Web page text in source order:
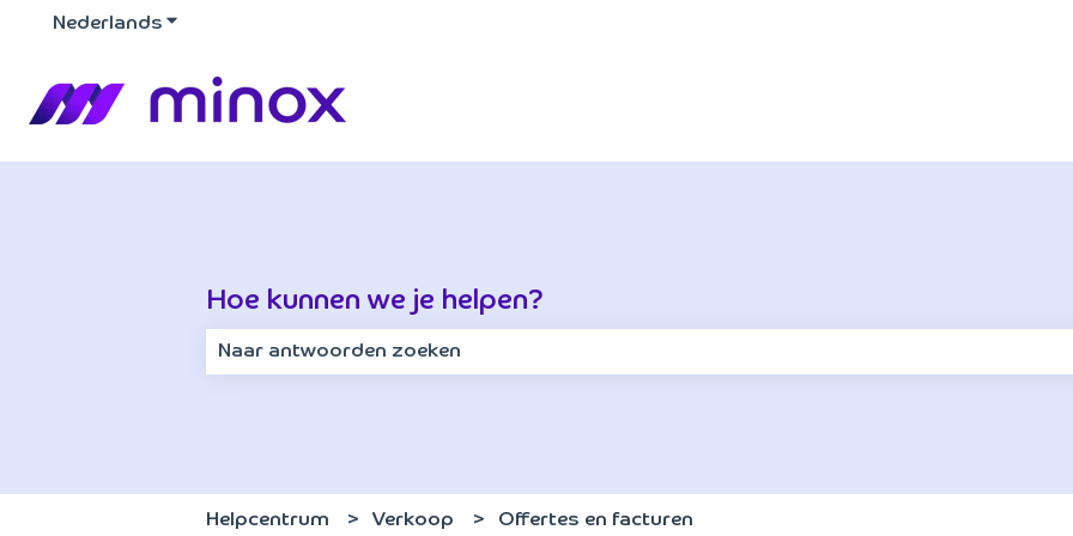
Nederlands Submenu tonen voor vertalingen
Hoe kunnen we je helpen?
Helpcentrum Verkoop Offertes en facturen